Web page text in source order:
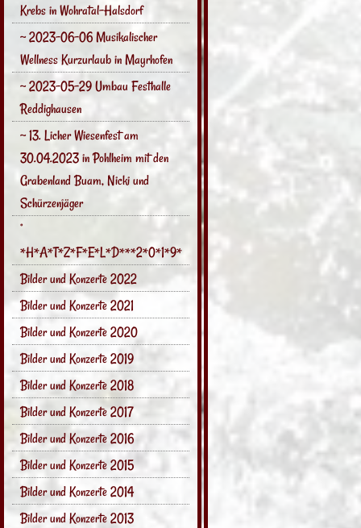
Krebs in Wohratal-Halsdorf
~ 2023-06-06 Musikalischer
Wellness Kurzurlaub in Mayrhofen
~ 2023-05-29 Umbau Festhalle
Reddighausen
~ 13. Licher Wiesenfest am
30.04.2023 in Pohlheim mit den
Grabenland Buam, Nicki und
Schürzenjäger
°
*H*A*T*Z*F*E*L*D***2*0*1*9*
Bilder und Konzerte 2022
Bilder und Konzerte 2021
Bilder und Konzerte 2020
Bilder und Konzerte 2019
Bilder und Konzerte 2018
Bilder und Konzerte 2017
Bilder und Konzerte 2016
Bilder und Konzerte 2015
Bilder und Konzerte 2014
Bilder und Konzerte 2013